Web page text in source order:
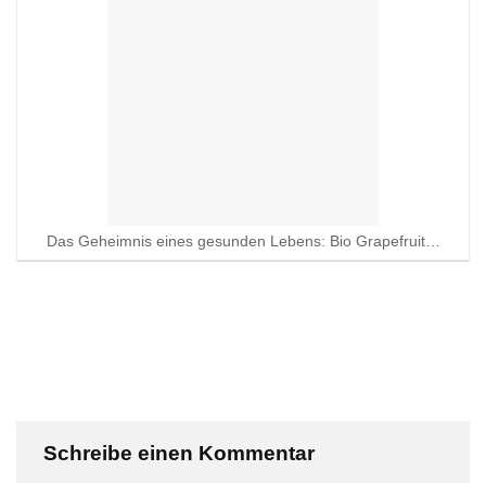
Das Geheimnis eines gesunden Lebens: Bio Grapefruit…
Schreibe einen Kommentar